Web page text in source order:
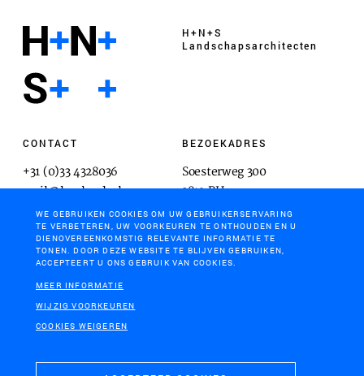
H+N+S
Landschaps­architecten
CONTACT
+31 (0)33 4328036
mail@hnsland.nl
BEZOEKADRES
Soesterweg 300
3812 BH
Amersfoort
POSTADRES
Postbus 1603
3800 BP
Amersfoort
WE GEBRUIKEN COOKIES OM UW GEBRUIKERSERVARING
TE VERBETEREN, UW VOORKEUREN TE ONTHOUDEN EN U
DIENOVEREENKOMSTIG RELEVANTE INFORMATIE TE
TONEN. DOOR DEZE WEBSITE TE BLIJVEN GEBRUIKEN,
ACCEPTEERT U ONS GEBRUIK VAN COOKIES.
MEER INFORMATIE
WIJZIG VOORKEUREN
COOKIES WEIGEREN